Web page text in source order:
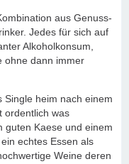
aus Genuss-
Jedes für sich auf
Alkoholkonsum,
ohne dann immer
heim nach einem
ordentlich was
guten Kaese und einem
echtes Essen als
Weine deren